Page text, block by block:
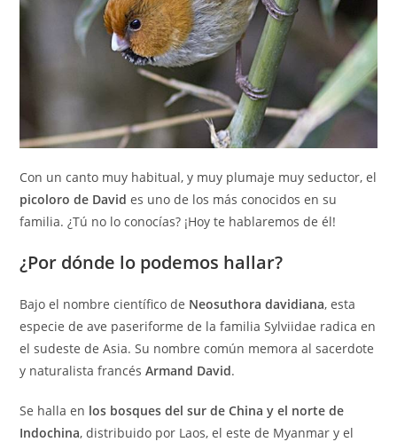
Con un canto muy habitual, y muy plumaje muy seductor, el
picoloro de Davides uno de los más conocidos en su
familia. ¿Tú no lo conocías? ¡Hoy te hablaremos de él!
¿Por dónde lo podemos hallar?
Bajo el nombre científico de Neosuthora davidiana, esta
especie de ave paseriforme de la familia Sylviidae radica en
el sudeste de Asia. Su nombre común memora al sacerdote
y naturalista francésArmand David.
Se halla en los bosques del sur de China y el norte de
Indochina, distribuido por Laos, el este de Myanmar y el